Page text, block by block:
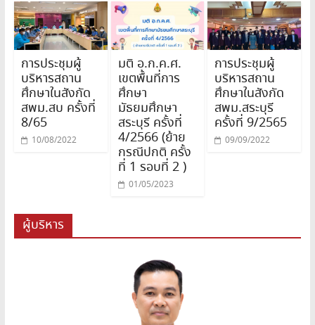
การประชุมผู้
บริหารสถาน
ศึกษาในสังกัด
สพม.สบ ครั้งที่
8/65
10/08/2022
มติ อ.ก.ค.ศ.
เขตพื้นที่การ
ศึกษา
มัธยมศึกษา
สระบุรี ครั้งที่
4/2566 (ย้าย
กรณีปกติ ครั้ง
ที่ 1 รอบที่ 2 )
01/05/2023
การประชุมผู้
บริหารสถาน
ศึกษาในสังกัด
สพม.สระบุรี
ครั้งที่ 9/2565
09/09/2022
ผู้บริหาร